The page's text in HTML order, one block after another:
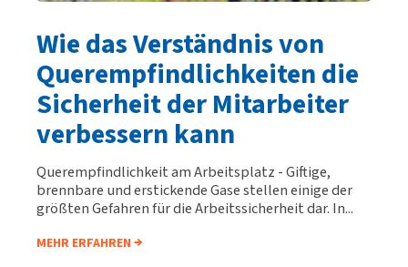
Wie das Verständnis von
Querempfindlichkeiten die
Sicherheit der Mitarbeiter
verbessern kann
Querempfindlichkeit am Arbeitsplatz - Giftige,
brennbare und erstickende Gase stellen einige der
größten Gefahren für die Arbeitssicherheit dar. In...
MEHR ERFAHREN